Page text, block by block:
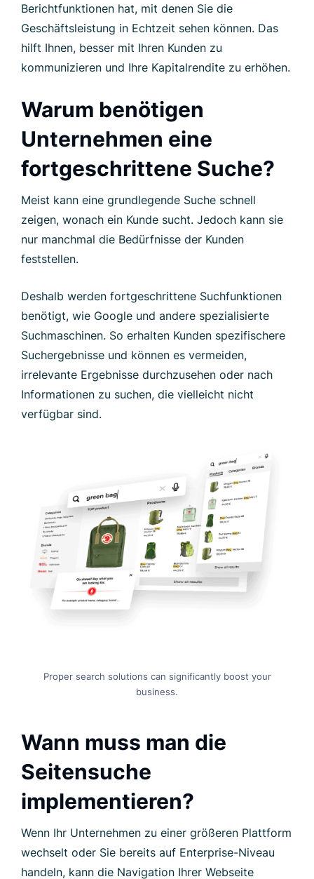
Berichtfunktionen hat, mit denen Sie die
Geschäftsleistung in Echtzeit sehen können. Das
hilft Ihnen, besser mit Ihren Kunden zu
kommunizieren und Ihre Kapitalrendite zu erhöhen.
Warum benötigen
Unternehmen eine
fortgeschrittene Suche?
Meist kann eine grundlegende Suche schnell
zeigen, wonach ein Kunde sucht. Jedoch kann sie
nur manchmal die Bedürfnisse der Kunden
feststellen.
Deshalb werden fortgeschrittene Suchfunktionen
benötigt, wie Google und andere spezialisierte
Suchmaschinen. So erhalten Kunden spezifischere
Suchergebnisse und können es vermeiden,
irrelevante Ergebnisse durchzusehen oder nach
Informationen zu suchen, die vielleicht nicht
verfügbar sind.
Proper search solutions can significantly boost your
business.
Wann muss man die
Seitensuche
implementieren?
Wenn Ihr Unternehmen zu einer größeren Plattform
wechselt oder Sie bereits auf Enterprise-Niveau
handeln, kann die Navigation Ihrer Webseite